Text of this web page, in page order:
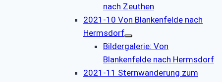
nach Zeuthen
2021-10 Von Blankenfelde nach
Hermsdorf
Bildergalerie: Von
Blankenfelde nach Hermsdorf
2021-11 Sternwanderung zum